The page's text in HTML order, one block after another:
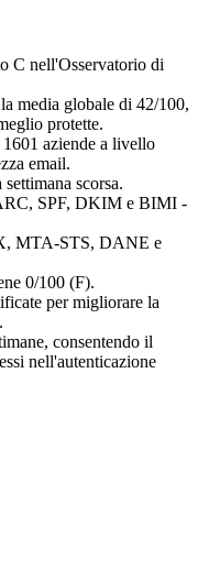
C nell'Osservatorio di
media globale di 42/100,
protette.
aziende a livello
email.
scorsa.
SPF, DKIM e BIMI -
MTA-STS, DANE e
0/100 (F).
per migliorare la
consentendo il
nell'autenticazione